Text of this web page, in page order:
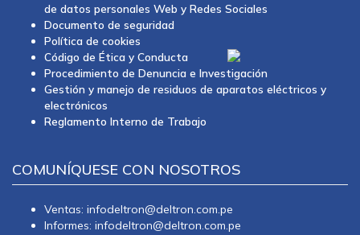
de datos personales Web y Redes Sociales
Documento de seguridad
Política de cookies
Código de Ética y Conducta
Procedimiento de Denuncia e Investigación
Gestión y manejo de residuos de aparatos eléctricos y
electrónicos
Reglamento Interno de Trabajo
COMUNÍQUESE CON NOSOTROS
Ventas: infodeltron@deltron.com.pe
Informes: infodeltron@deltron.com.pe